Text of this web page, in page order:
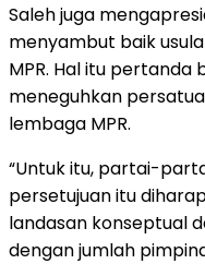
Saleh juga
menyambut baik
MPR. Hal itu pertanda
meneguhkan
lembaga MPR.
“Untuk itu, partai-
persetujuan itu
landasan konseptual
dengan jumlah